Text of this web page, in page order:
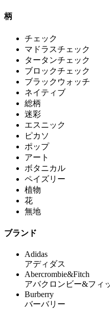
柄
チェック
マドラスチェック
タータンチェック
ブロックチェック
ブラックウォッチ
ネイティブ
総柄
迷彩
エスニック
ピカソ
ポップ
アート
ボタニカル
ペイズリー
植物
花
無地
ブランド
Adidas
アディダス
Abercrombie&Fitch
アバクロンビー&フィ
Burberry
バーバリー